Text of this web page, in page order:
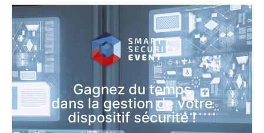
Gagnez du temps
dans la gestion de votre
dispositif sécurité !